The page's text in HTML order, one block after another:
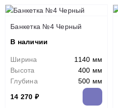
Банкетка №4 Черный
В наличии
Ширина
1140 мм
Высота
400 мм
Глубина
500 мм
14 270 ₽